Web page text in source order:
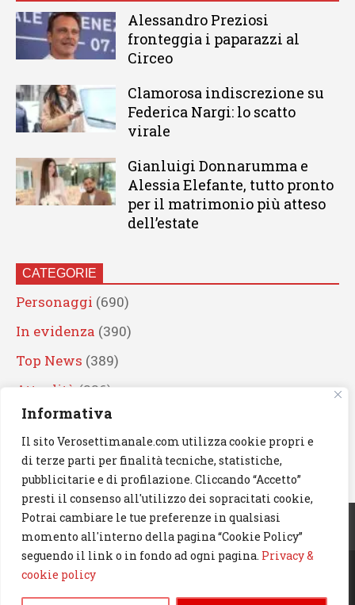
Informativa
Il sito Verosettimanale.com utilizza cookie propri e
di terze parti per finalità tecniche, statistiche,
pubblicitarie e di profilazione. Cliccando “Accetto”
presti il consenso all'utilizzo dei sopracitati cookie,
Potrai cambiare le tue preferenze in qualsiasi
momento all'interno della pagina “Cookie Policy”
seguendo il link o in fondo ad ogni pagina. Privacy &
cookie policy
Alessandro Preziosi
fronteggia i paparazzi al
Circeo
Clamorosa indiscrezione su
Federica Nargi: lo scatto
virale
Gianluigi Donnarumma e
Alessia Elefante, tutto pronto
per il matrimonio più atteso
dell’estate
CATEGORIE
Personaggi (690)
In evidenza (390)
Top News (389)
Attualità (336)
Eventi(330)
Artisti (241)
News(239)
Cerca
© 2023 Verosettimanale.com. All rights reserved.